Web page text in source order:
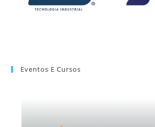
Eventos E Cursos